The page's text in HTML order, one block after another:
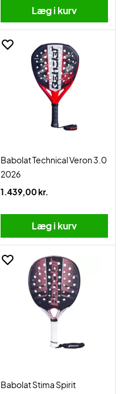
Læg i kurv
Babolat Technical Veron 3.0
2026
1.439,00 kr.
Læg i kurv
Babolat Stima Spirit